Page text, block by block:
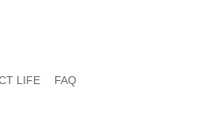
FAQ
LIFE